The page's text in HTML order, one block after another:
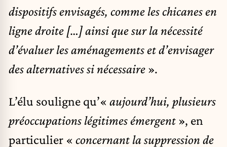
dispositifs envisagés, comme les chicanes en
ligne droite […] ainsi que sur la nécessité
d’évaluer les aménagements et d’envisager
des alternatives si nécessaire ».
L’élu souligne qu’« aujourd’hui, plusieurs
préoccupations légitimes émergent », en
particulier « concernant la suppression de